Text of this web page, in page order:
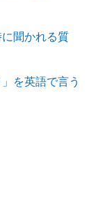
聞かれる質
を英語で言う